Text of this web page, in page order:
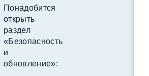
Понадобится
открыть
раздел
«Безопасность
и
обновление»: